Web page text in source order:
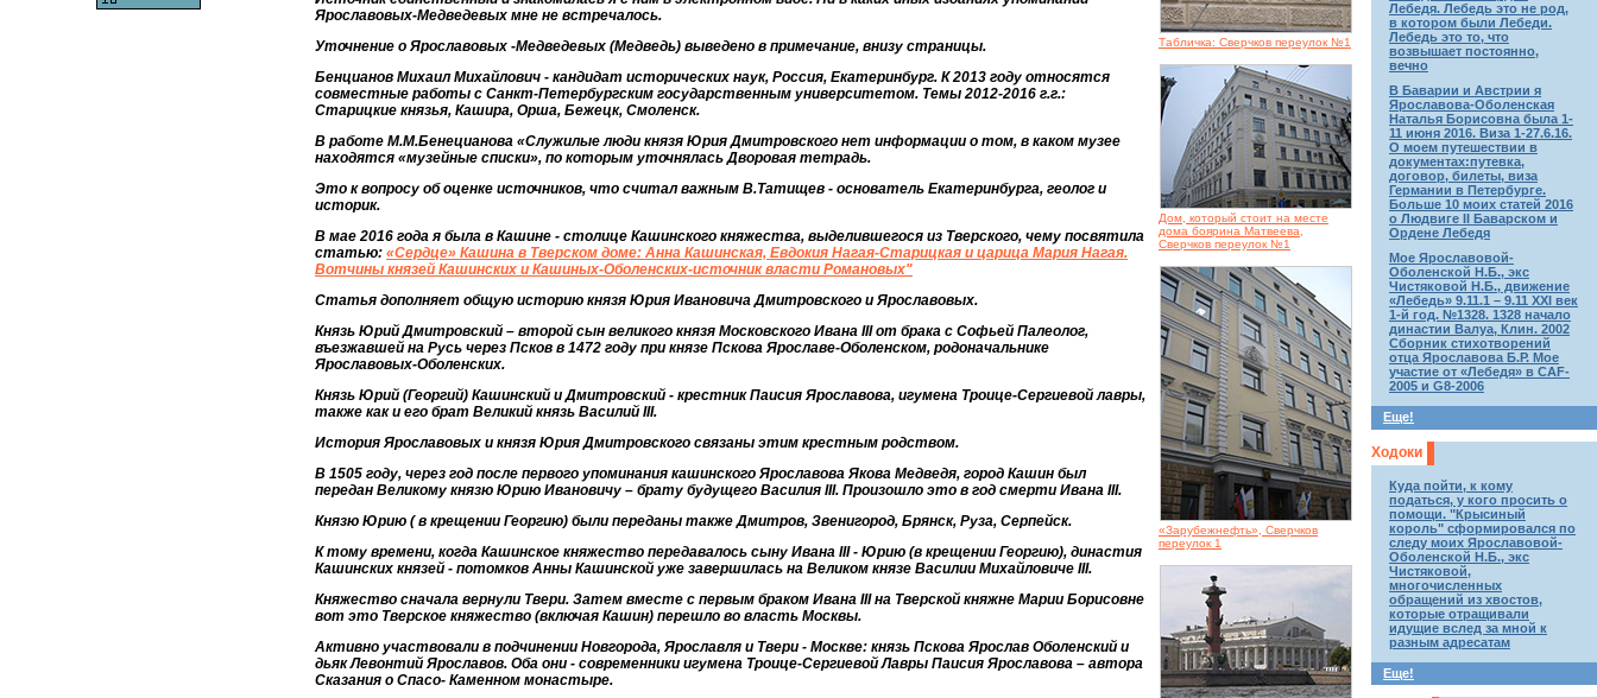
Табличка: Сверчков переулок №1
Дом, который стоит на месте
дома боярина Матвеева,
Сверчков переулок №1
«Зарубежнефть», Сверчков
переулок 1
Ярославовых-Медведевых мне не встречалось.
Уточнение о Ярославовых -Медведевых (Медведь) выведено в примечание, внизу страницы.
Бенцианов Михаил Михайлович - кандидат исторических наук, Россия, Екатеринбург. К 2013 году относятся
совместные работы с Санкт-Петербургским государственным университетом. Темы 2012-2016 г.г.:
Старицкие князья, Кашира, Орша, Бежецк, Смоленск.
В работе М.М.Бенецианова «Служилые люди князя Юрия Дмитровского нет информации о том, в каком музее
находятся «музейные списки», по которым уточнялась Дворовая тетрадь.
Это к вопросу об оценке источников, что считал важным В.Татищев - основатель Екатеринбурга, геолог и
историк.
В мае 2016 года я была в Кашине - столице Кашинского княжества, выделившегося из Тверского, чему посвятила
статью: «Сердце» Кашина в Тверском доме: Анна Кашинская, Евдокия Нагая-Старицкая и царица Мария Нагая.
Вотчины князей Кашинских и Кашиных-Оболенских-источник власти Романовых"
Статья дополняет общую историю князя Юрия Ивановича Дмитровского и Ярославовых.
Князь Юрий Дмитровский – второй сын великого князя Московского Ивана III от брака с Софьей Палеолог,
въезжавшей на Русь через Псков в 1472 году при князе Пскова Ярославе-Оболенском, родоначальнике
Ярославовых-Оболенских.
Князь Юрий (Георгий) Кашинский и Дмитровский - крестник Паисия Ярославова, игумена Троице-Сергиевой лавры,
также как и его брат Великий князь Василий III.
История Ярославовых и князя Юрия Дмитровского связаны этим крестным родством.
В 1505 году, через год после первого упоминания кашинского Ярославова Якова Медведя, город Кашин был
передан Великому князю Юрию Ивановичу – брату будущего Василия III. Произошло это в год смерти Ивана III.
Князю Юрию ( в крещении Георгию) были переданы также Дмитров, Звенигород, Брянск, Руза, Серпейск.
К тому времени, когда Кашинское княжество передавалось сыну Ивана III - Юрию (в крещении Георгию), династия
Кашинских князей - потомков Анны Кашинской уже завершилась на Великом князе Василии Михайловиче III.
Княжество сначала вернули Твери. Затем вместе с первым браком Ивана III на Тверской княжне Марии Борисовне
вот это Тверское княжество (включая Кашин) перешло во власть Москвы.
Активно участвовали в подчинении Новгорода, Ярославля и Твери - Москве: князь Пскова Ярослав Оболенский и
дьяк Левонтий Ярославов. Оба они - современники игумена Троице-Сергиевой Лавры Паисия Ярославова – автора
Сказания о Спасо- Каменном монастыре.
Лебедя. Лебедь это не род,
в котором были Лебеди.
Лебедь это то, что
возвышает постоянно,
вечно
В Баварии и Австрии я
Ярославова-Оболенская
Наталья Борисовна была 1-
11 июня 2016. Виза 1-27.6.16.
О моем путешествии в
документах:путевка,
договор, билеты, виза
Германии в Петербурге.
Больше 10 моих статей 2016
о Людвиге II Баварском и
Ордене Лебедя
Мое Ярославовой-
Оболенской Н.Б., экс
Чистяковой Н.Б., движение
«Лебедь» 9.11.1 – 9.11 XXI век
1-й год. №1328. 1328 начало
династии Валуа, Клин. 2002
Сборник стихотворений
отца Ярославова Б.Р. Мое
участие от «Лебедя» в CAF-
2005 и G8-2006
Еще!
Ходоки
Куда пойти, к кому
податься, у кого просить о
помощи. "Крысиный
король" сформировался по
следу моих Ярославовой-
Оболенской Н.Б., экс
Чистяковой,
многочисленных
обращений из хвостов,
которые отращивали
идущие вслед за мной к
разным адресатам
Еще!